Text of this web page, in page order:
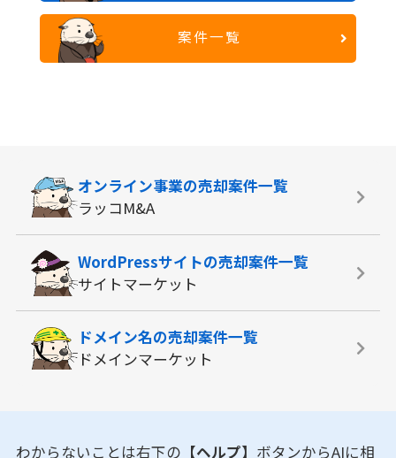
案件一覧
オンライン事業の売却案件一覧
ラッコM&A
WordPressサイトの売却案件一覧
サイトマーケット
ドメイン名の売却案件一覧
ドメインマーケット
わからないことは右下の 【ヘルプ】 ボタンからAIに相